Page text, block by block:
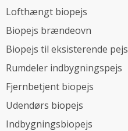
Lofthængt biopejs
Biopejs brændeovn
Biopejs til eksisterende pejs
Rumdeler indbygningspejs
Fjernbetjent biopejs
Udendørs biopejs
Indbygningsbiopejs